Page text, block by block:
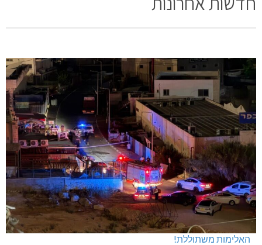
האלימות משתוללת!